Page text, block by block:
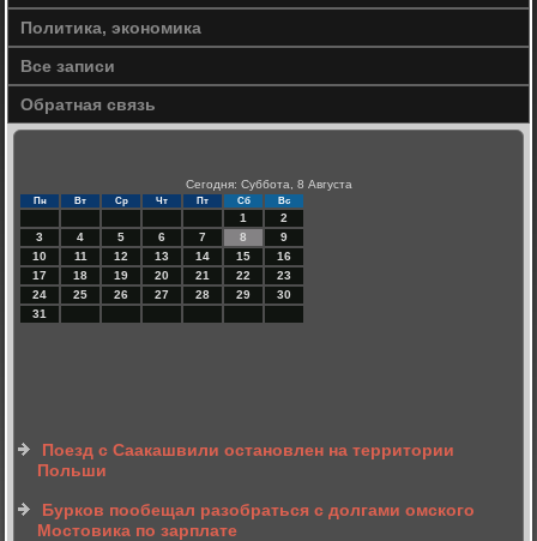
Политика, экономика
Все записи
Обратная связь
Сегодня: Суббота, 8 Августа
Пн Вт Ср Чт Пт Сб Вс
1
2
3
4 5 6 7 8
9
10
11 12 13 14 15
16
17
18 19 20 21 22
23
24
25 26 27 28 29
30
31
Поезд с Саакашвили остановлен на территории
Польши
Бурков пообещал разобраться с долгами омского
Мостовика по зарплате